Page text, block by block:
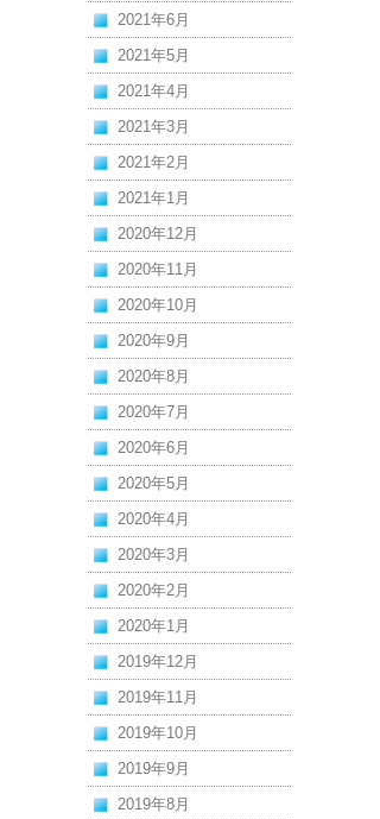
2021年6月
2021年5月
2021年4月
2021年3月
2021年2月
2021年1月
2020年12月
2020年11月
2020年10月
2020年9月
2020年8月
2020年7月
2020年6月
2020年5月
2020年4月
2020年3月
2020年2月
2020年1月
2019年12月
2019年11月
2019年10月
2019年9月
2019年8月